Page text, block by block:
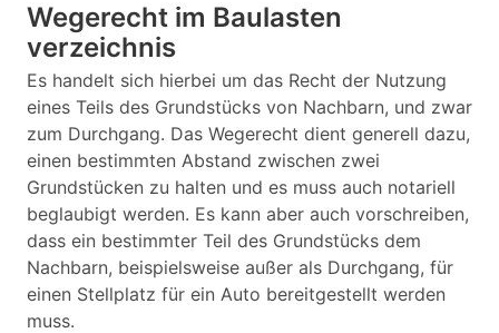
Wegerecht im Baulasten
verzeichnis
Es handelt sich hierbei um das Recht der Nutzung
eines Teils des Grundstücks von Nachbarn, und zwar
zum Durchgang. Das Wegerecht dient generell dazu,
einen bestimmten Abstand zwischen zwei
Grundstücken zu halten und es muss auch notariell
beglaubigt werden. Es kann aber auch vorschreiben,
dass ein bestimmter Teil des Grundstücks dem
Nachbarn, beispielsweise außer als Durchgang, für
einen Stellplatz für ein Auto bereitgestellt werden
muss.